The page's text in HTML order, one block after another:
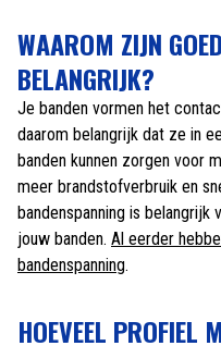
WAAROM ZIJN
BELANGRIJK?
Je banden vormen het
daarom belangrijk dat ze in
banden kunnen zorgen voor
meer brandstofverbruik en
bandenspanning is belangrijk
jouw banden. Al eerder
bandenspanning.
HOEVEEL PROFIEL